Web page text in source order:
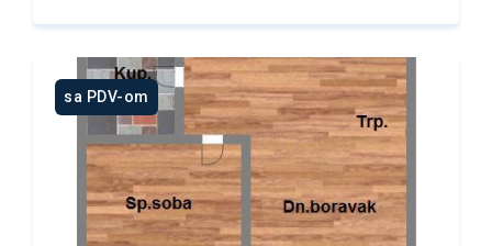
sa PDV-om